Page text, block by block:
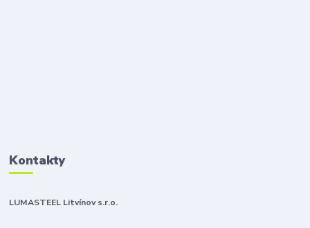
Kontakty
LUMASTEEL Litvínov s.r.o.